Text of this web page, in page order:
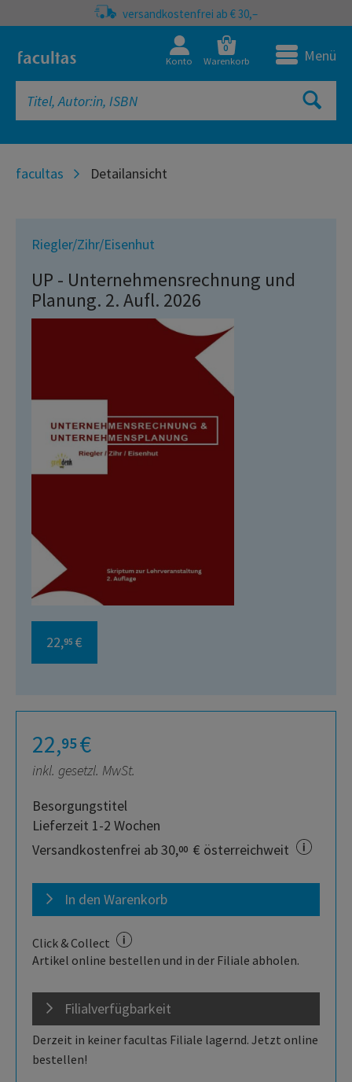
versandkostenfrei ab € 30,–
Konto
0
Warenkorb Menü
facultas Detailansicht
Riegler/Zihr/Eisenhut
UP - Unternehmensrechnung und
Planung. 2. Aufl. 2026
22,95 €
22,95€
inkl. gesetzl. MwSt.
Besorgungstitel
Lieferzeit 1-2 Wochen
Versandkostenfrei ab 30,00 € österreichweit
In den Warenkorb
Click & Collect
Artikel online bestellen und in der Filiale abholen.
Filialverfügbarkeit
Derzeit in keiner facultas Filiale lagernd. Jetzt online
bestellen!